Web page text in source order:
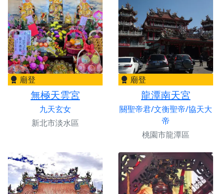
廟登
無極天雲宮
九天玄女
新北市淡水區
廟登
龍潭南天宮
關聖帝君/文衡聖帝/協天大
帝
桃園市龍潭區